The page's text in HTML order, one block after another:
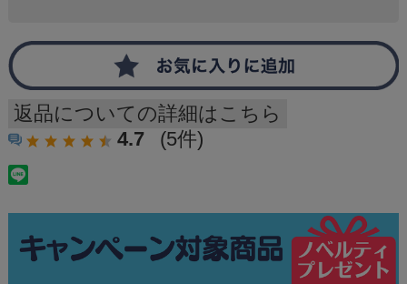
返品についての詳細はこちら
4.7
(5件)